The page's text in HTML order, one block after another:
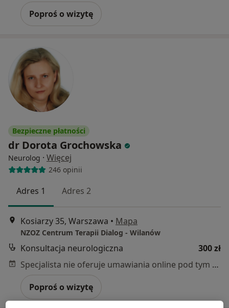
Poproś o wizytę
Bezpieczne płatności
dr Dorota Grochowska
Neurolog · Więcej
246 opinii
Adres 1 Adres 2
Kosiarzy 35, Warszawa • Mapa
NZOZ Centrum Terapii Dialog - Wilanów
Konsultacja neurologiczna
300 zł
Specjalista nie oferuje umawiania online pod tym adresem.
Poproś o wizytę